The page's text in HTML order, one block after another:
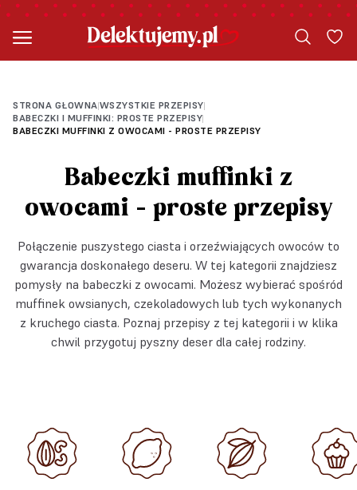
STRONA GŁOWNA|WSZYSTKIE PRZEPISY|
BABECZKI I MUFFINKI: PROSTE PRZEPISY|
BABECZKI MUFFINKI Z OWOCAMI - PROSTE PRZEPISY
Babeczki muffinki z
owocami - proste przepisy
Połączenie puszystego ciasta i orzeźwiających owoców to
gwarancja doskonałego deseru. W tej kategorii znajdziesz
pomysły na babeczki z owocami. Możesz wybierać spośród
muffinek owsianych, czekoladowych lub tych wykonanych
z kruchego ciasta. Poznaj przepisy z tej kategorii i w klika
chwil przygotuj pyszny deser dla całej rodziny.